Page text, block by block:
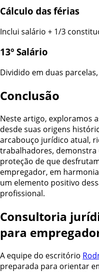
Cálculo das férias
Inclui salário + 1/3
13º Salário
Dividido em duas
Conclusão
Neste artigo, exploramos
desde suas origens
arcabouço jurídico atual,
trabalhadores,
proteção de que
empregador, em
um elemento positivo
profissional.
Consultoria
para
A equipe do escritório
preparada para orientar